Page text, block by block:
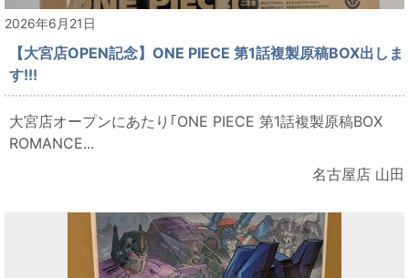
2026年6月21日
【大宮店OPEN記念】ONE PIECE 第1話複製原稿BOX出しま
す!!!
大宮店オープンにあたり｢ONE PIECE 第1話複製原稿BOX
ROMANCE...
名古屋店 山田